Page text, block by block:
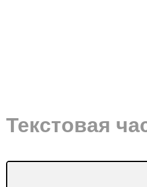
Текстовая